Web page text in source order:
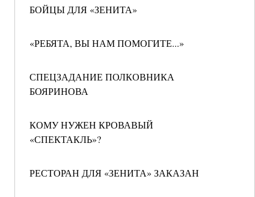
БОЙЦЫ ДЛЯ «ЗЕНИТА»
«РЕБЯТА, ВЫ НАМ ПОМОГИТЕ...»
СПЕЦЗАДАНИЕ ПОЛКОВНИКА
БОЯРИНОВА
КОМУ НУЖЕН КРОВАВЫЙ
«СПЕКТАКЛЬ»?
РЕСТОРАН ДЛЯ «ЗЕНИТА» ЗАКАЗАН